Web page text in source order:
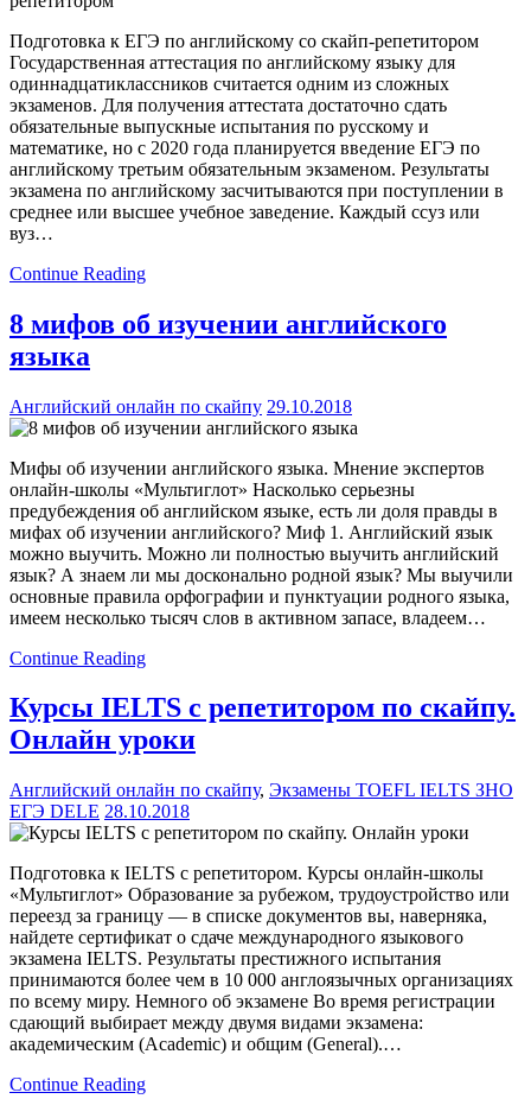
Подготовка к ЕГЭ по английскому со скайп-репетитором
Государственная аттестация по английскому языку для
одиннадцатиклассников считается одним из сложных
экзаменов. Для получения аттестата достаточно сдать
обязательные выпускные испытания по русскому и
математике, но с 2020 года планируется введение ЕГЭ по
английскому третьим обязательным экзаменом. Результаты
экзамена по английскому засчитываются при поступлении в
среднее или высшее учебное заведение. Каждый ссуз или
вуз…
Continue Reading
8 мифов об изучении английского
языка
Английский онлайн по скайпу 29.10.2018
Мифы об изучении английского языка. Мнение экспертов
онлайн-школы «Мультиглот» Насколько серьезны
предубеждения об английском языке, есть ли доля правды в
мифах об изучении английского? Миф 1. Английский язык
можно выучить. Можно ли полностью выучить английский
язык? А знаем ли мы досконально родной язык? Мы выучили
основные правила орфографии и пунктуации родного языка,
имеем несколько тысяч слов в активном запасе, владеем…
Continue Reading
Курсы IELTS с репетитором по скайпу.
Онлайн уроки
Английский онлайн по скайпу, Экзамены TOEFL IELTS ЗНО
ЕГЭ DELE 28.10.2018
Подготовка к IELTS с репетитором. Курсы онлайн-школы
«Мультиглот» Образование за рубежом, трудоустройство или
переезд за границу — в списке документов вы, наверняка,
найдете сертификат о сдаче международного языкового
экзамена IELTS. Результаты престижного испытания
принимаются более чем в 10 000 англоязычных организациях
по всему миру. Немного об экзамене Во время регистрации
сдающий выбирает между двумя видами экзамена:
академическим (Academic) и общим (General).…
Continue Reading